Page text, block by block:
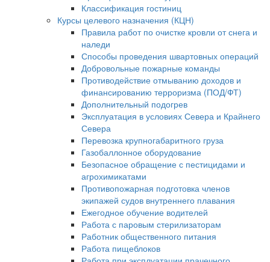
Классификация гостиниц
Курсы целевого назначения (КЦН)
Правила работ по очистке кровли от снега и
наледи
Способы проведения швартовных операций
Добровольные пожарные команды
Противодействие отмыванию доходов и
финансированию терроризма (ПОД/ФТ)
Дополнительный подогрев
Эксплуатация в условиях Севера и Крайнего
Севера
Перевозка крупногабаритного груза
Газобаллонное оборудование
Безопасное обращение с пестицидами и
агрохимикатами
Противопожарная подготовка членов
экипажей судов внутреннего плавания
Ежегодное обучение водителей
Работа с паровым стерилизаторам
Работник общественного питания
Работа пищеблоков